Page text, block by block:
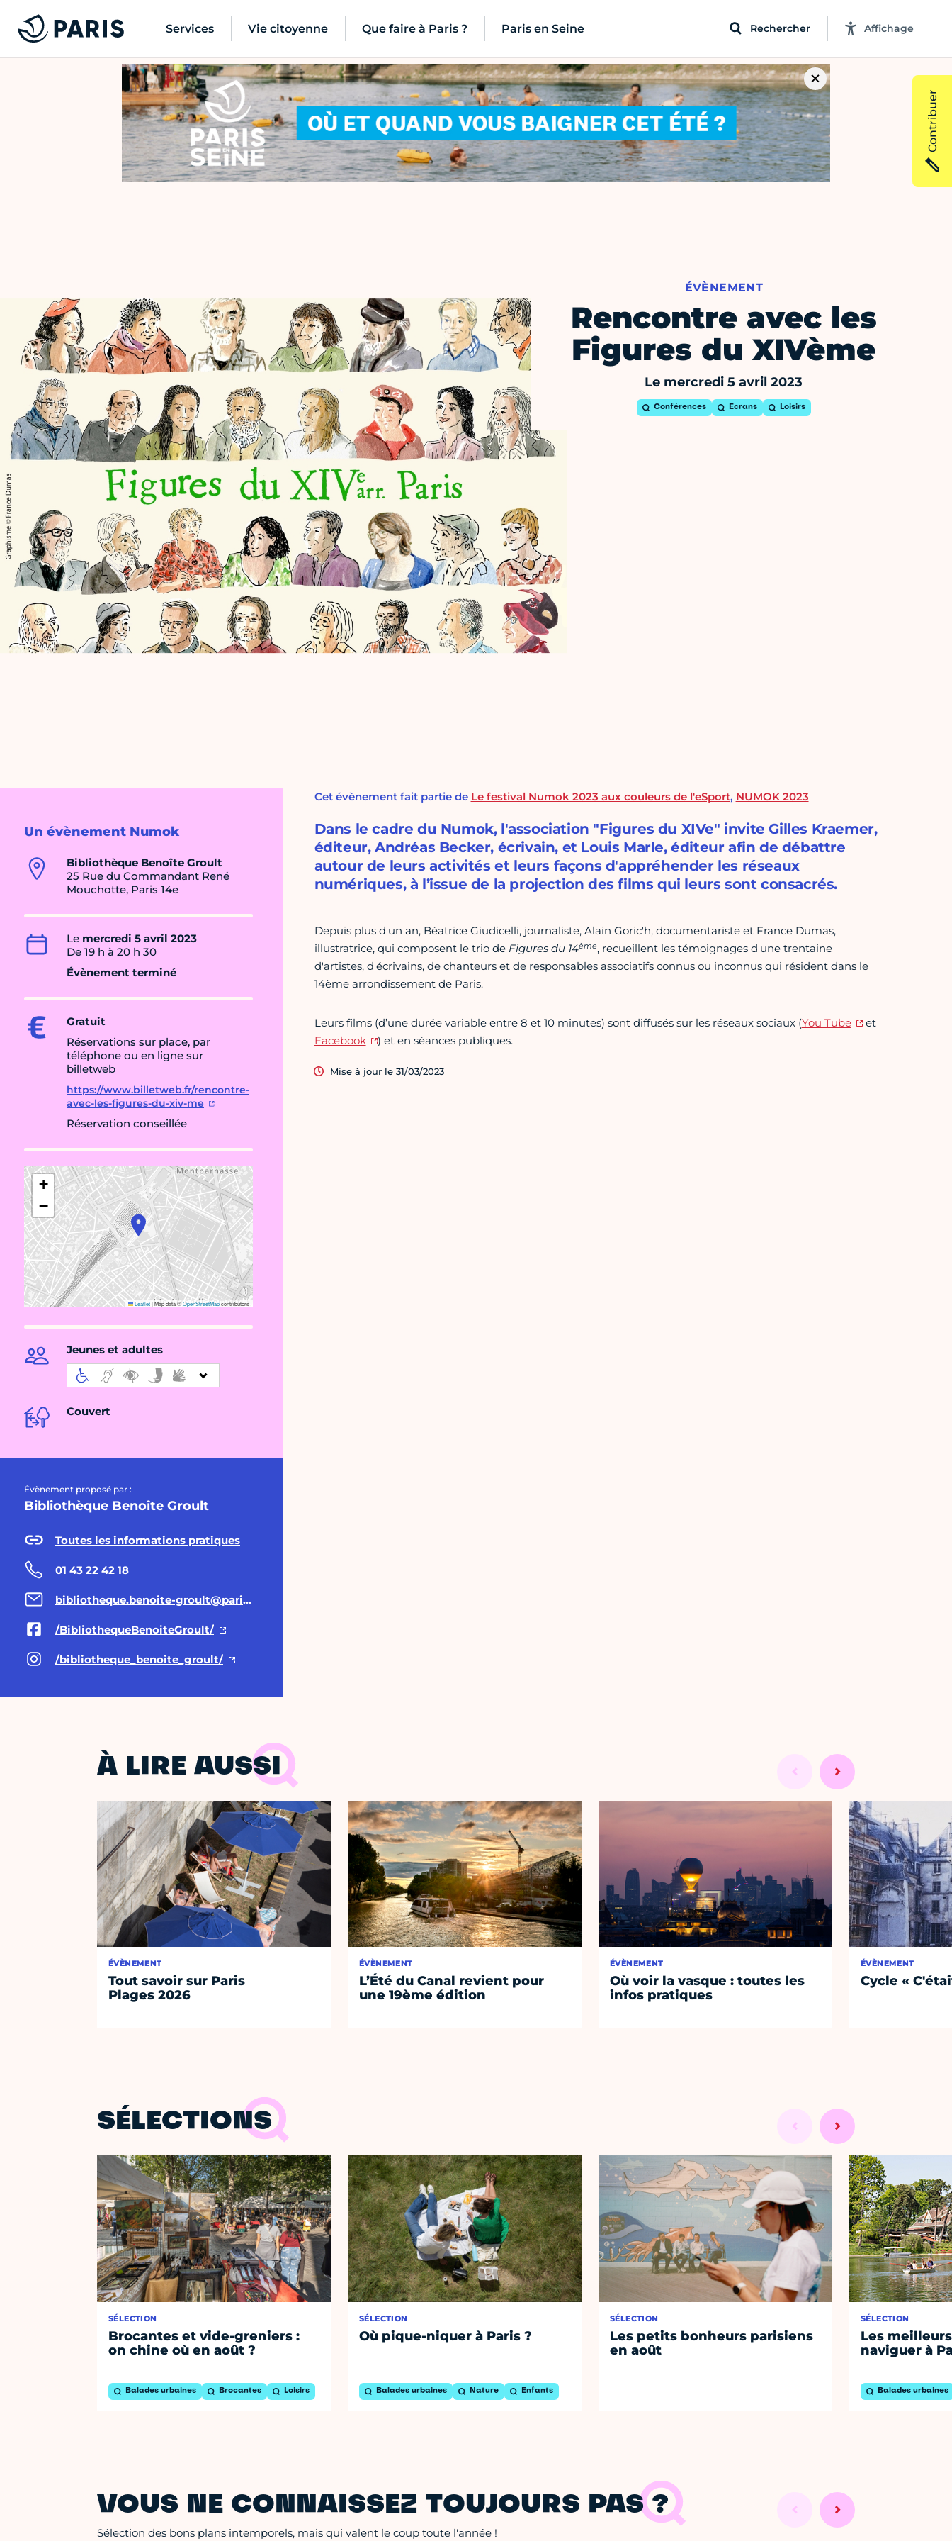
Services Vie citoyenne Que faire à Paris ? Paris en Seine Rechercher Affichage
ÉVÈNEMENT
Rencontre avec les
Figures du XIVème
Le mercredi 5 avril 2023
Conférences Ecrans Loisirs
Un évènement Numok
Bibliothèque Benoîte Groult
25 Rue du Commandant René
Mouchotte, Paris 14e
Le mercredi 5 avril 2023
De 19 h à 20 h 30
Évènement terminé
Gratuit
Réservations sur place, par
téléphone ou en ligne sur
billetweb
https://www.billetweb.fr/rencontre-
avec-les-figures-du-xiv-me
Réservation conseillée
+
−
Leaflet|Map data ©OpenStreetMapcontributors
Jeunes et adultes
Couvert
Évènement proposé par :
Bibliothèque Benoîte Groult
Toutes les informations pratiques
01 43 22 42 18
bibliotheque.benoite-groult@paris.fr
/BibliothequeBenoiteGroult/
/bibliotheque_benoite_groult/
Cet évènement fait partie de Le festival Numok 2023 aux couleurs de l'eSport, NUMOK 2023
Dans le cadre du Numok, l'association "Figures du XIVe" invite Gilles Kraemer,
éditeur, Andréas Becker, écrivain, et Louis Marle, éditeur afin de débattre
autour de leurs activités et leurs façons d'appréhender les réseaux
numériques, à l’issue de la projection des films qui leurs sont consacrés.
Depuis plus d'un an, Béatrice Giudicelli, journaliste, Alain Goric'h, documentariste et France Dumas,
illustratrice, qui composent le trio de Figures du 14ème, recueillent les témoignages d'une trentaine
d'artistes, d'écrivains, de chanteurs et de responsables associatifs connus ou inconnus qui résident dans le
14ème arrondissement de Paris.
Leurs films (d’une durée variable entre 8 et 10 minutes) sont diffusés sur les réseaux sociaux (You Tube
et
Facebook
) et en séances publiques.
Mise à jour le 31/03/2023
À LIRE AUSSI
ÉVÈNEMENT
Tout savoir sur Paris
Plages 2026
ÉVÈNEMENT
L’Été du Canal revient pour
une 19ème édition
ÉVÈNEMENT
Où voir la vasque : toutes les
infos pratiques
ÉVÈNEMENT
Cycle «
SÉLECTIONS
SÉLECTION
Brocantes et vide-greniers :
on chine où en août ?
Balades urbaines Brocantes Loisirs
SÉLECTION
Où pique-niquer à Paris ?
Balades urbaines Nature Enfants
SÉLECTION
Les petits bonheurs parisiens
en août
SÉLECTION
Les
naviguer à
Balades urbaines
VOUS NE CONNAISSEZ TOUJOURS PAS ?
Sélection des bons plans intemporels, mais qui valent le coup toute l'année !
Contribuer